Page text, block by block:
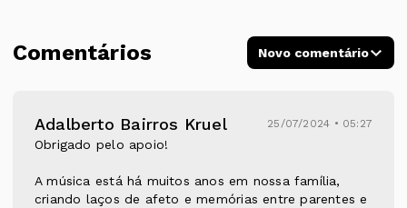
Comentários Novo comentário
Obrigado pelo apoio!
A música está há muitos anos em nossa família,
criando laços de afeto e memórias entre parentes e
Adalberto Bairros Kruel 25/07/2024 • 05:27